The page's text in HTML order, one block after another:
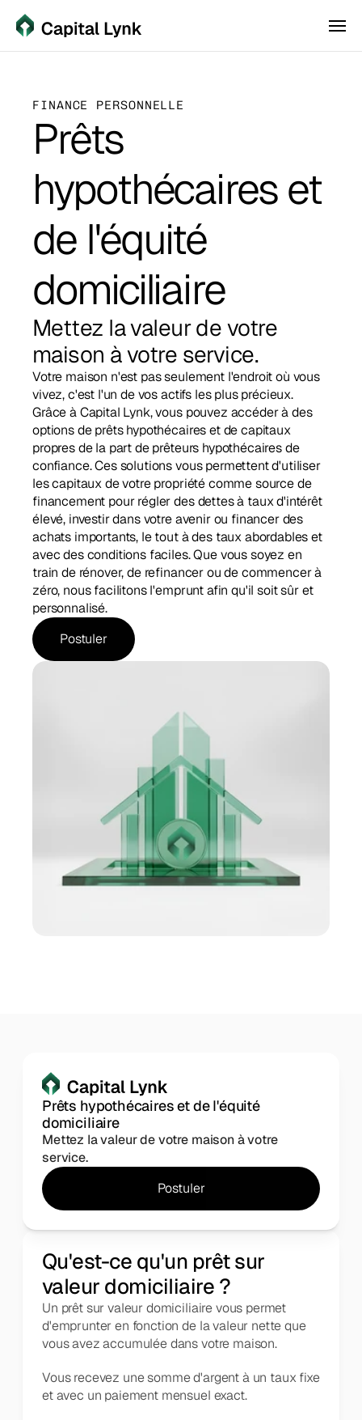
FINANCE PERSONNELLE
Prêts
hypothécaires et
de l'équité
domiciliaire
Mettez la valeur de votre
maison à votre service.
Votre maison n'est pas seulement l'endroit où vous
vivez, c'est l'un de vos actifs les plus précieux.
Grâce à Capital Lynk, vous pouvez accéder à des
options de prêts hypothécaires et de capitaux
propres de la part de prêteurs hypothécaires de
confiance. Ces solutions vous permettent d'utiliser
les capitaux de votre propriété comme source de
financement pour régler des dettes à taux d'intérêt
élevé, investir dans votre avenir ou financer des
achats importants, le tout à des taux abordables et
avec des conditions faciles. Que vous soyez en
train de rénover, de refinancer ou de commencer à
zéro, nous facilitons l'emprunt afin qu'il soit sûr et
personnalisé.
Postuler
Prêts hypothécaires et de l'équité
domiciliaire
Mettez la valeur de votre maison à votre
service.
Postuler
Qu'est-ce qu'un prêt sur
valeur domiciliaire ?
Un prêt sur valeur domiciliaire vous permet
d'emprunter en fonction de la valeur nette que
vous avez accumulée dans votre maison.
Vous recevez une somme d'argent à un taux fixe
et avec un paiement mensuel exact.
Plus French